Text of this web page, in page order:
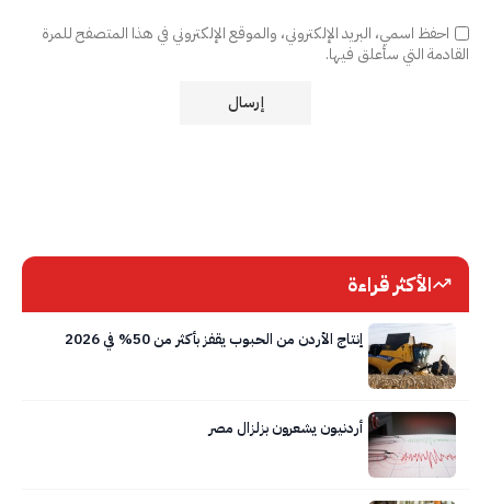
احفظ اسمي، البريد الإلكتروني، والموقع الإلكتروني في هذا المتصفح للمرة
القادمة التي سأعلق فيها.
الأكثر قراءة
إنتاج الأردن من الحبوب يقفز بأكثر من 50% في 2026
أردنيون يشعرون بزلزال مصر